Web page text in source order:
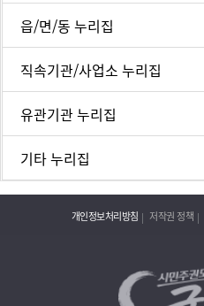
읍/면/동 누리집
직속기관/사업소 누리집
유관기관 누리집
기타 누리집
개인정보처리방침 저작권 정책